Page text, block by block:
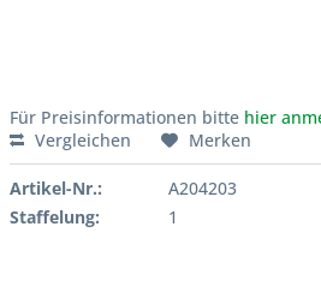
Für Preisinformationen bitte hier
Vergleichen
Merken
Artikel-Nr.:
A204203
Staffelung:
1